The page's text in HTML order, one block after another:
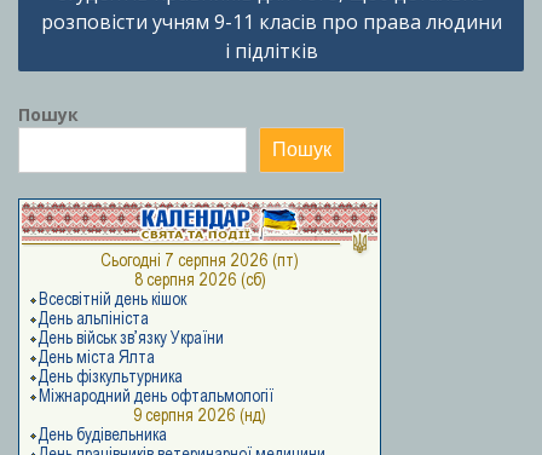
розповісти учням 9-11 класів про права людини
і підлітків
Пошук
Пошук